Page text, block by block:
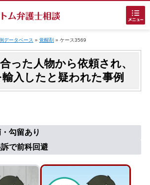
りの方
料相談
データベース » 覚醒剤 » ケース3569
った人物から依頼され、
入したと疑われた事例
勾留あり
で前科回避